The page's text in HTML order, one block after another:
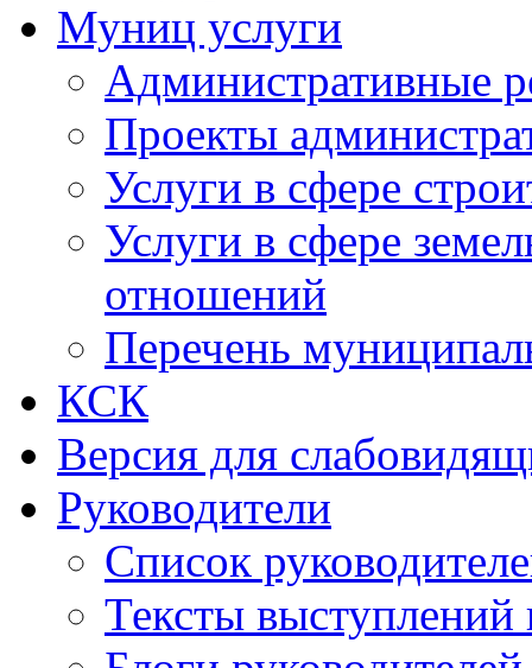
Муниц услуги
Административные
Проекты
Услуги в сфере
Услуги в сфере
отношений
Перечень
КСК
Версия для
Руководители
Список
Тексты выступлений